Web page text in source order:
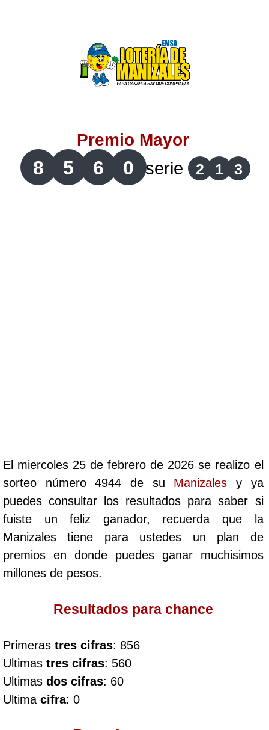
Lotería de Risaralda
Lotería de Santander
Lotería del Cauca
Cafeterito Noche
Caribeña Día
Caribeña Noche
Chontico Día
Chontico Noche
Culona día
Culona noche
Premio Mayor
8 5 6 0 serie 2 1 3
El miercoles 25 de febrero de 2026 se realizo el
sorteo número 4944 de su Manizales y ya
puedes consultar los resultados para saber si
fuiste un feliz ganador, recuerda que la
Manizales tiene para ustedes un plan de
premios en donde puedes ganar muchisimos
millones de pesos.
Resultados para chance
Primeras tres cifras: 856
Ultimas tres cifras: 560
Ultimas dos cifras: 60
Ultima cifra: 0